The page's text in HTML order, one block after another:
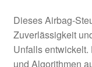
Dieses Airbag-
Zuverlässigkeit
Unfalls entwickelt.
und Algorithmen